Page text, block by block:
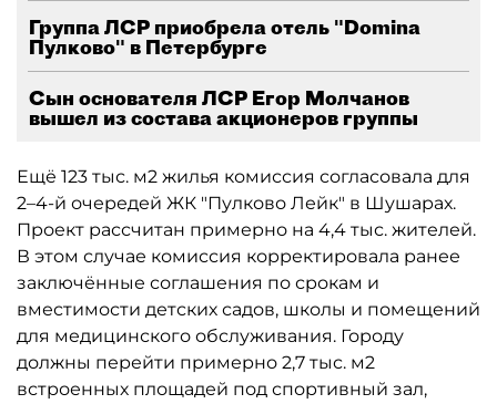
Группа ЛСР приобрела отель "Domina
Пулково" в Петербурге
Сын основателя ЛСР Егор Молчанов
вышел из состава акционеров группы
Ещё 123 тыс. м2 жилья комиссия согласовала для
2–4-й очередей ЖК "Пулково Лейк" в Шушарах.
Проект рассчитан примерно на 4,4 тыс. жителей.
В этом случае комиссия корректировала ранее
заключённые соглашения по срокам и
вместимости детских садов, школы и помещений
для медицинского обслуживания. Городу
должны перейти примерно 2,7 тыс. м2
встроенных площадей под спортивный зал,